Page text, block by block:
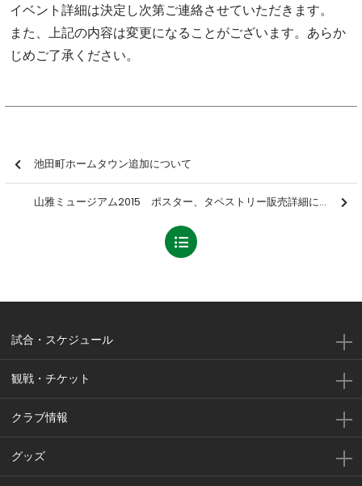
イベント詳細は決定し次第ご連絡させていただきます。
また、上記の内容は変更になることがございます。あらか
じめご了承ください。
池田町ホームタウン追加について
山雅ミュージアム2015 ポスター、タペストリー販売詳細について
試合・スケジュール
観戦・チケット
クラブ情報
グッズ